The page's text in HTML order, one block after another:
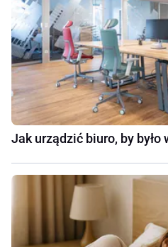
Jak urządzić biuro, by było